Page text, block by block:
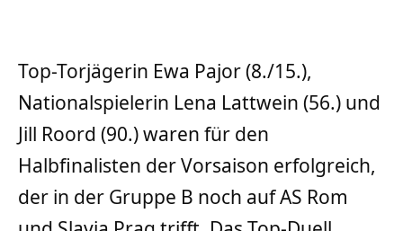
Top-Torjägerin Ewa Pajor (8./15.),
Nationalspielerin Lena Lattwein (56.) und
Jill Roord (90.) waren für den
Halbfinalisten der Vorsaison erfolgreich,
der in der Gruppe B noch auf AS Rom